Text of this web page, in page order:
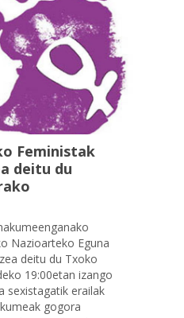
Feministak
deitu du
Nazioarteko Eguna
deitu du Txoko
19:00etan izango
sexistagatik erailak
gogora